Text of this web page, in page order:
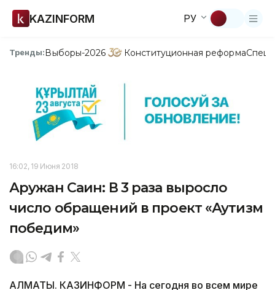
KAZINFORM РУ
Тренды:Выборы-2026 Конституционная реформа
16:02, 19 Июня 2018
Аружан Саин: В 3 раза выросло
число обращений в проект «Аутизм
победим»
АЛМАТЫ. КАЗИНФОРМ - На сегодня во всем мире